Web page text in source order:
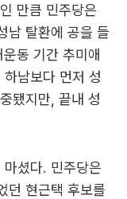
만큼 민주당은
남 탈환에 공을 들
동 기간 추미애
남보다 먼저 성
됐지만, 끝내 성
셨다. 민주당은
던 현근택 후보를